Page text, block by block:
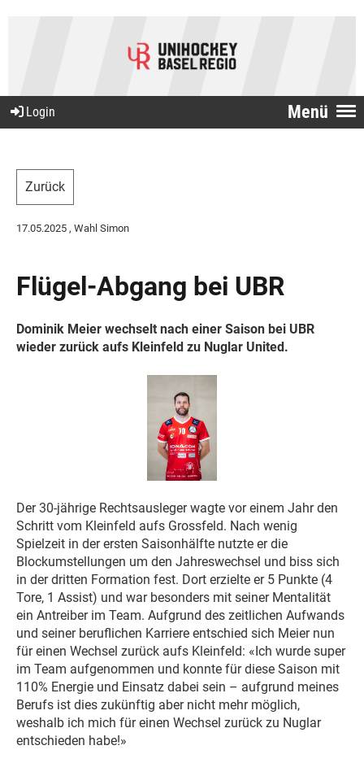
Menü
Login
Zurück
17.05.2025 , Wahl Simon
Flügel-Abgang bei UBR
Dominik Meier wechselt nach einer Saison bei UBR
wieder zurück aufs Kleinfeld zu Nuglar United.
Der 30-jährige Rechtsausleger wagte vor einem Jahr den
Schritt vom Kleinfeld aufs Grossfeld. Nach wenig
Spielzeit in der ersten Saisonhälfte nutzte er die
Blockumstellungen um den Jahreswechsel und biss sich
in der dritten Formation fest. Dort erzielte er 5 Punkte (4
Tore, 1 Assist) und war besonders mit seiner Mentalität
ein Antreiber im Team. Aufgrund des zeitlichen Aufwands
und seiner beruflichen Karriere entschied sich Meier nun
für einen Wechsel zurück aufs Kleinfeld: «Ich wurde super
im Team aufgenommen und konnte für diese Saison mit
110% Energie und Einsatz dabei sein – aufgrund meines
Berufs ist dies zukünftig aber nicht mehr möglich,
weshalb ich mich für einen Wechsel zurück zu Nuglar
entschieden habe!»